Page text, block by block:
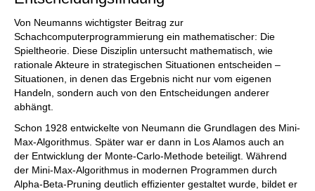
Von Neumanns wichtigster Beitrag zur
Schachcomputerprogrammierung ein mathematischer: Die
Spieltheorie. Diese Disziplin untersucht mathematisch, wie
rationale Akteure in strategischen Situationen entscheiden –
Situationen, in denen das Ergebnis nicht nur vom eigenen
Handeln, sondern auch von den Entscheidungen anderer
abhängt.
Schon 1928 entwickelte von Neumann die Grundlagen des Mini-
Max-Algorithmus. Später war er dann in Los Alamos auch an
der Entwicklung der Monte-Carlo-Methode beteiligt. Während
der Mini-Max-Algorithmus in modernen Programmen durch
Alpha-Beta-Pruning deutlich effizienter gestaltet wurde, bildet er